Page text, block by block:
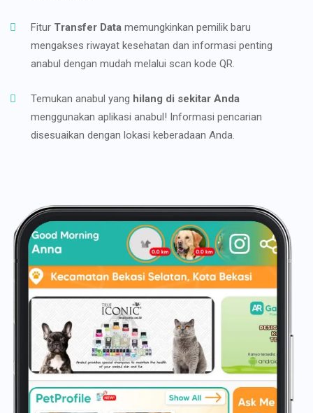
Fitur Transfer Data memungkinkan pemilik baru
mengakses riwayat kesehatan dan informasi penting
anabul dengan mudah melalui scan kode QR.
Temukan anabul yang hilang di sekitar Anda
menggunakan aplikasi anabul! Informasi pencarian
disesuaikan dengan lokasi keberadaan Anda.